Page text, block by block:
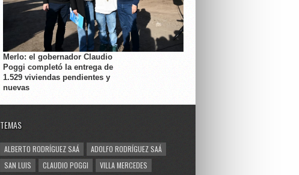
Merlo: el gobernador Claudio
Poggi completó la entrega de
1.529 viviendas pendientes y
nuevas
TEMAS
ALBERTO RODRÍGUEZ SAÁ
ADOLFO RODRÍGUEZ SAÁ
SAN LUIS
CLAUDIO POGGI
VILLA MERCEDES